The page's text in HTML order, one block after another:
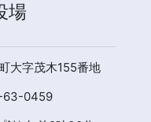
場
大字茂木155番地
63-0459